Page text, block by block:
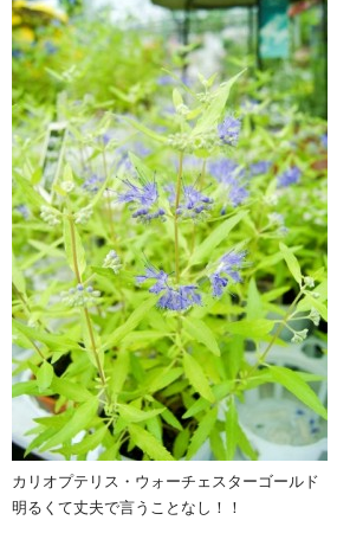
カリオプテリス・ウォーチェスターゴールド
明るくて丈夫で言うことなし！！